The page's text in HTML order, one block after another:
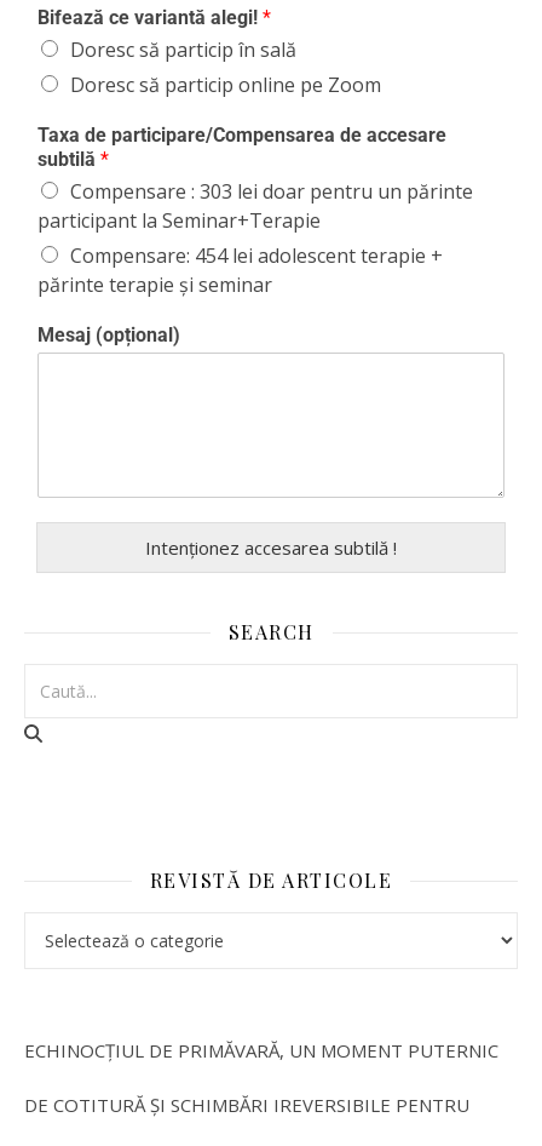
Bifează ce variantă alegi! *
Doresc să particip în sală
Doresc să particip online pe Zoom
Taxa de participare/Compensarea de accesare
subtilă *
Compensare : 303 lei doar pentru un părinte
participant la Seminar+Terapie
Compensare: 454 lei adolescent terapie +
părinte terapie și seminar
Mesaj (opțional)
Intenționez accesarea subtilă !
SEARCH
REVISTĂ DE ARTICOLE
ECHINOCȚIUL DE PRIMĂVARĂ, UN MOMENT PUTERNIC
DE COTITURĂ ȘI SCHIMBĂRI IREVERSIBILE PENTRU